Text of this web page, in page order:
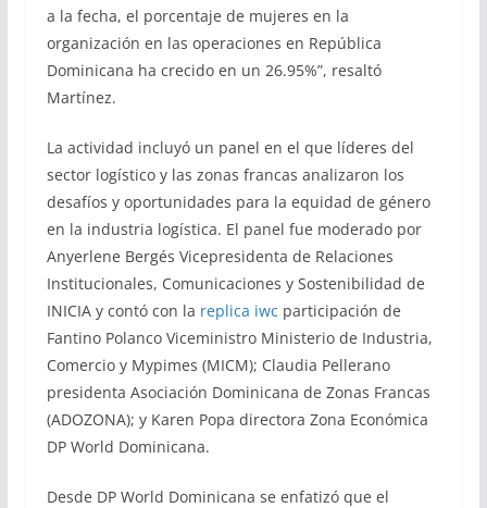
a la fecha, el porcentaje de mujeres en la
organización en las operaciones en República
Dominicana ha crecido en un 26.95%”, resaltó
Martínez.
La actividad incluyó un panel en el que líderes del
sector logístico y las zonas francas analizaron los
desafíos y oportunidades para la equidad de género
en la industria logística. El panel fue moderado por
Anyerlene Bergés Vicepresidenta de Relaciones
Institucionales, Comunicaciones y Sostenibilidad de
INICIA y contó con la replica iwc participación de
Fantino Polanco Viceministro Ministerio de Industria,
Comercio y Mypimes (MICM); Claudia Pellerano
presidenta Asociación Dominicana de Zonas Francas
(ADOZONA); y Karen Popa directora Zona Económica
DP World Dominicana.
Desde DP World Dominicana se enfatizó que el